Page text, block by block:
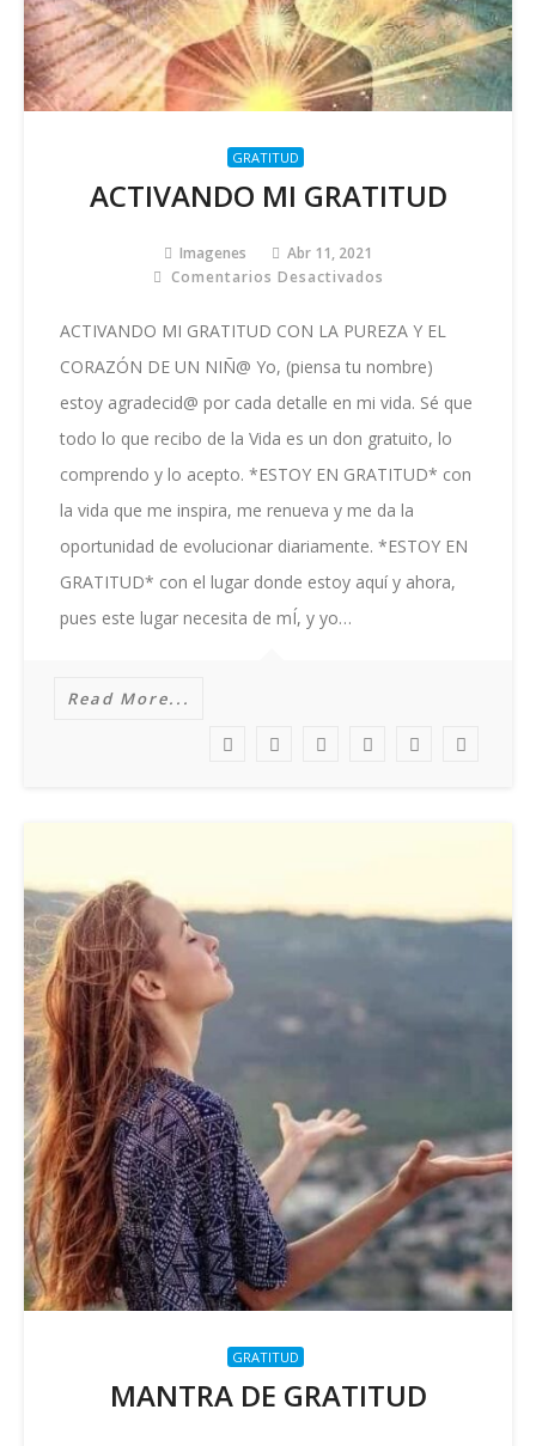
GRATITUD
ACTIVANDO MI GRATITUD
Imagenes
Abr 11, 2021
Comentarios Desactivados
MI
ACTIVANDO MI GRATITUD CON LA PUREZA Y EL
CORAZÓN DE UN NIÑ@ Yo, (piensa tu nombre)
estoy agradecid@ por cada detalle en mi vida. Sé que
todo lo que recibo de la Vida es un don gratuito, lo
comprendo y lo acepto. *ESTOY EN GRATITUD* con
la vida que me inspira, me renueva y me da la
oportunidad de evolucionar diariamente. *ESTOY EN
GRATITUD* con el lugar donde estoy aquí y ahora,
pues este lugar necesita de mÍ, y yo…
Read More...
GRATITUD
MANTRA DE GRATITUD